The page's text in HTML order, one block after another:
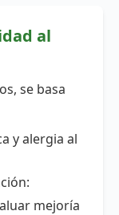
al
se basa
y alergia al
mejoría